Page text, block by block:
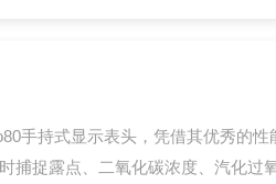
手持式显示表头，凭借其优秀的
捉露点、二氧化碳浓度、汽化